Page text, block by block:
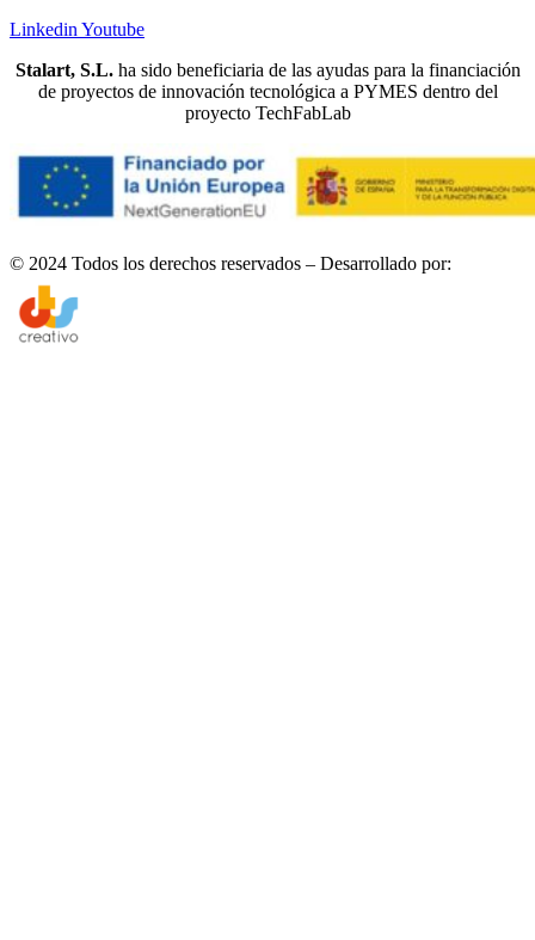
Linkedin Youtube
Stalart, S.L.ha sido beneficiaria de las ayudas para la financiación
de proyectos de innovación tecnológica a PYMES dentro del
proyecto TechFabLab
© 2024 Todos los derechos reservados – Desarrollado por: